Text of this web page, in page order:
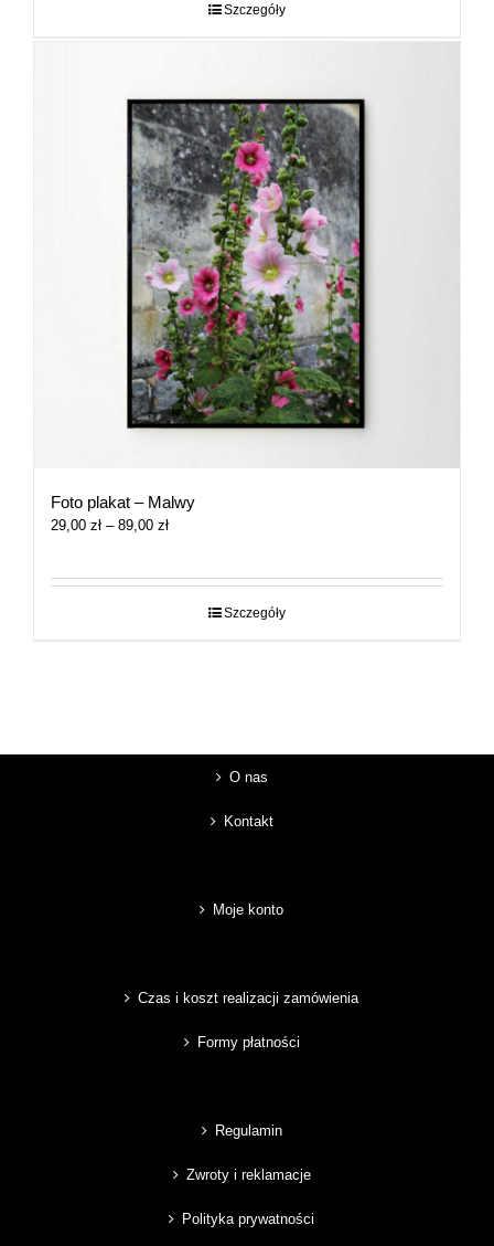
Szczegóły
Foto plakat – Malwy
29,00 zł – 89,00 złZakres
29,00 zł
Szczegóły
O nas
Kontakt
Moje konto
Czas i koszt realizacji zamówienia
Formy płatności
Regulamin
Zwroty i reklamacje
Polityka prywatności